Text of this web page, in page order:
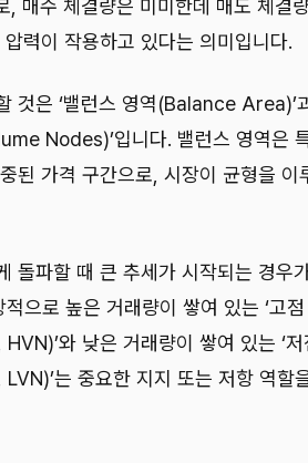
, 매수 체결량은 미미한데 매도 체결
력이 작용하고 있다는 의미입니다.
것은 ‘밸런스 영역(Balance Area)’
Nodes)’입니다. 밸런스 영역은
된 가격 구간으로, 시장이 균형을 이
돌파할 때 큰 추세가 시작되는 경우
적으로 높은 거래량이 쌓여 있는 ‘고
와 낮은 거래량이 쌓여 있는 ‘
는 중요한 지지 또는 저항 역할